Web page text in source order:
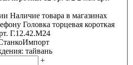
Наличие товара в магазинах
Головка торцевая короткая
Г.12.42.М24
тайвань
+